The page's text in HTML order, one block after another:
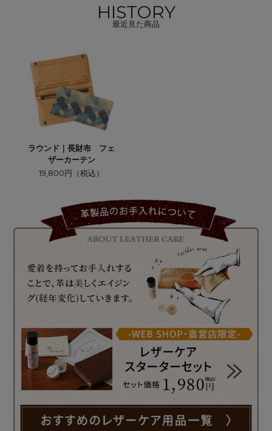
HISTORY
最近見た商品
ラウンド｜長財布 フェ
ザーカーテン
19,800円（税込）